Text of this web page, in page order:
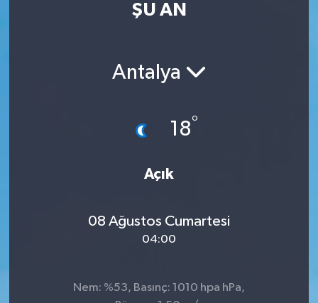
ŞU AN
Antalya
18°
Açık
08 Ağustos Cumartesi
04:00
Nem: %53, Basınç: 1010 hpa hPa,